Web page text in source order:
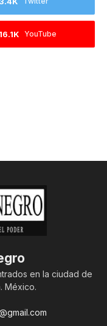
YouTube
16.1K
en la ciudad de
México.